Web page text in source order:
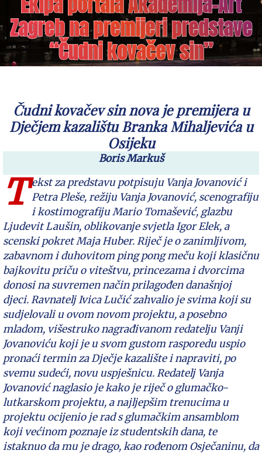
Zagreb na premijeri predstave
“Čudni kovačev sin”
Čudni kovačev sin nova je premijera u
Dječjem kazalištu Branka Mihaljevića u
Osijeku
Boris Markuš
T ekst za predstavu potpisuju Vanja Jovanović i
Petra Pleše, režiju Vanja Jovanović, scenografiju
i kostimografiju Mario Tomašević, glazbu
Ljudevit Laušin, oblikovanje svjetla Igor Elek, a
scenski pokret Maja Huber. Riječ je o zanimljivom,
zabavnom i duhovitom ping pong meču koji klasičnu
bajkovitu priču o viteštvu, princezama i dvorcima
donosi na suvremen način prilagođen današnjoj
djeci. Ravnatelj Ivica Lučić zahvalio je svima koji su
sudjelovali u ovom novom projektu, a posebno
mladom, višestruko nagrađivanom redatelju Vanji
Jovanoviću koji je u svom gustom rasporedu uspio
pronaći termin za Dječje kazalište i napraviti, po
svemu sudeći, novu uspješnicu. Redatelj Vanja
Jovanović naglasio je kako je riječ o glumačko-
lutkarskom projektu, a najljepšim trenucima u
projektu ocijenio je rad s glumačkim ansamblom
koji većinom poznaje iz studentskih dana, te
istaknuo da mu je drago, kao rođenom Osječaninu, da